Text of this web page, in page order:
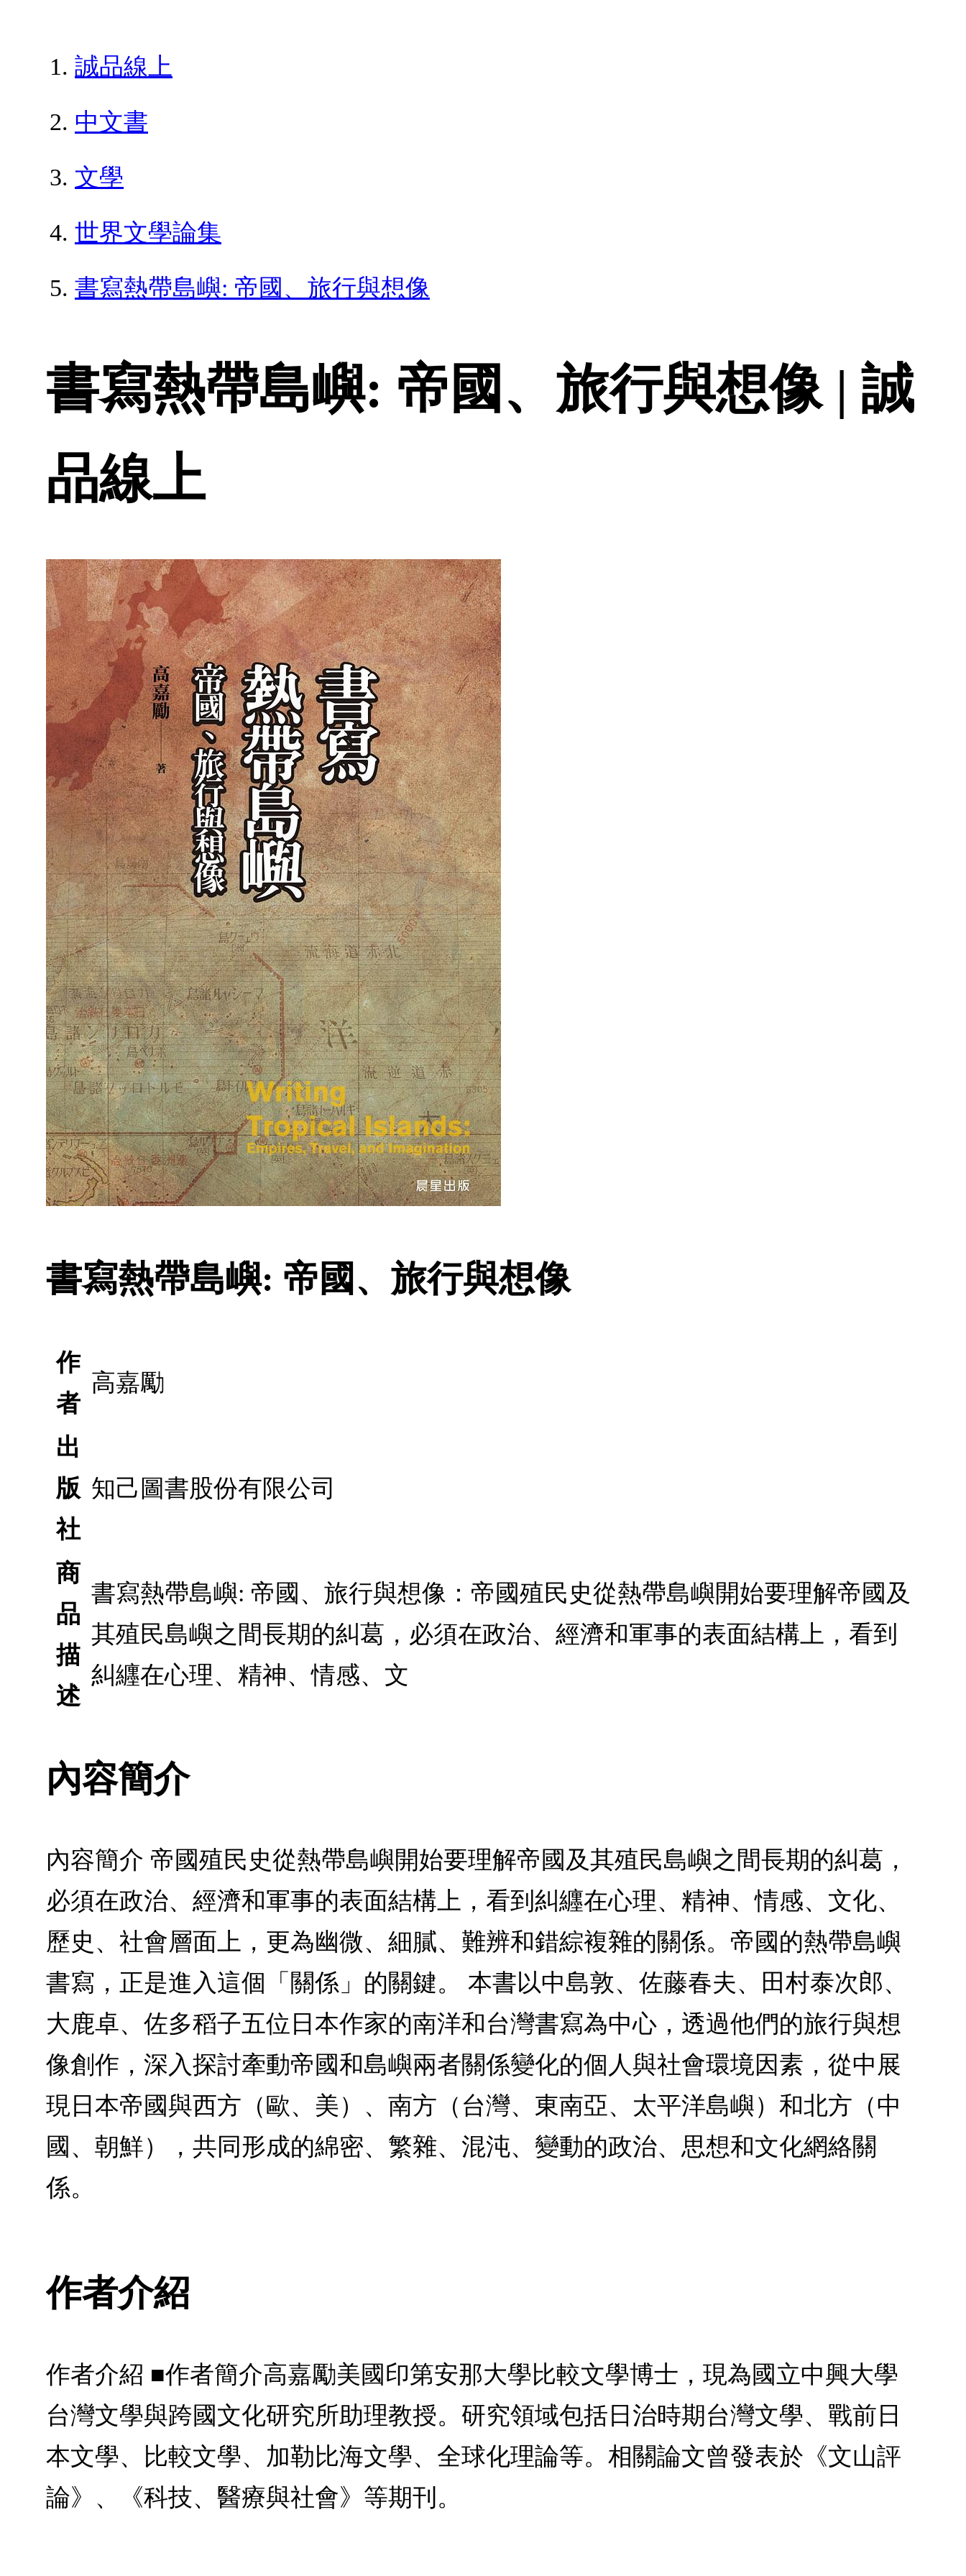
誠品線上
中文書
文學
世界文學論集
書寫熱帶島嶼: 帝國、旅行與想像
書寫熱帶島嶼: 帝國、旅行與想像 | 誠
品線上
書寫熱帶島嶼: 帝國、旅行與想像
作
者
高嘉勵
出
版
社
知己圖書股份有限公司
商
品
描
述
書寫熱帶島嶼: 帝國、旅行與想像：帝國殖民史從熱帶島嶼開始要理解帝國及
其殖民島嶼之間長期的糾葛，必須在政治、經濟和軍事的表面結構上，看到
糾纒在心理、精神、情感、文
內容簡介
內容簡介 帝國殖民史從熱帶島嶼開始要理解帝國及其殖民島嶼之間長期的糾葛，
必須在政治、經濟和軍事的表面結構上，看到糾纒在心理、精神、情感、文化、
歷史、社會層面上，更為幽微、細膩、難辨和錯綜複雜的關係。帝國的熱帶島嶼
書寫，正是進入這個「關係」的關鍵。 本書以中島敦、佐藤春夫、田村泰次郎、
大鹿卓、佐多稻子五位日本作家的南洋和台灣書寫為中心，透過他們的旅行與想
像創作，深入探討牽動帝國和島嶼兩者關係變化的個人與社會環境因素，從中展
現日本帝國與西方（歐、美）、南方（台灣、東南亞、太平洋島嶼）和北方（中
國、朝鮮），共同形成的綿密、繁雜、混沌、變動的政治、思想和文化網絡關
係。
作者介紹
作者介紹 ■作者簡介高嘉勵美國印第安那大學比較文學博士，現為國立中興大學
台灣文學與跨國文化研究所助理教授。研究領域包括日治時期台灣文學、戰前日
本文學、比較文學、加勒比海文學、全球化理論等。相關論文曾發表於《文山評
論》、《科技、醫療與社會》等期刊。